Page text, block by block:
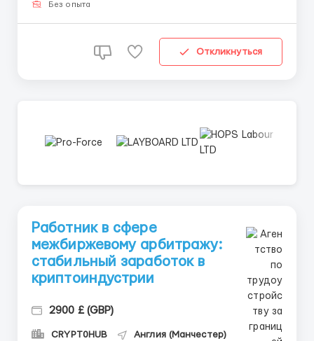
команда с шестилетним стажем в криптоиндустрии.
Без опыта
Откликнуться
Работник в сфере
межбиржевому арбитражу:
стабильный заработок в
криптоиндустрии
2900 £ (GBP)
CRYPT0HUB Англия (Манчестер)